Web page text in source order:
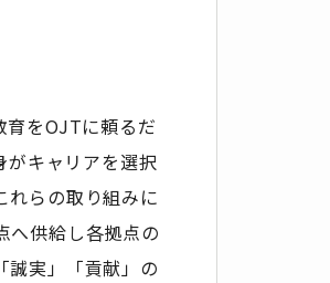
育をOJTに頼るだ
がキャリアを選択
れらの取り組みに
へ供給し各拠点の
誠実」「貢献」の